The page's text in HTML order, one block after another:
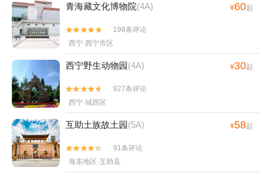
青海藏文化博物院(4A) ¥60起


198条评论
西宁·西宁市区
西宁野生动物园(4A) ¥30起


927条评论
西宁·城西区
互助土族故土园(5A) ¥58起


91条评论
海东地区·互助县